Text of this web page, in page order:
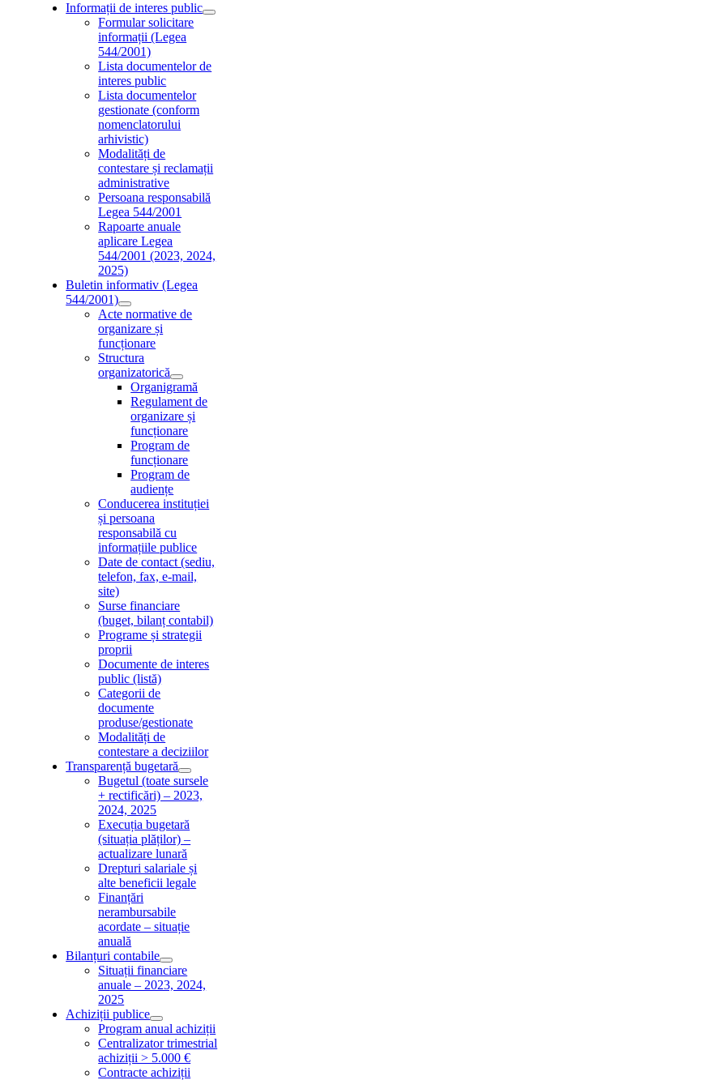
Informații de interes public
Formular solicitare
informații (Legea
544/2001)
Lista documentelor de
interes public
Lista documentelor
gestionate (conform
nomenclatorului
arhivistic)
Modalități de
contestare și reclamații
administrative
Persoana responsabilă
Legea 544/2001
Rapoarte anuale
aplicare Legea
544/2001 (2023, 2024,
2025)
Buletin informativ (Legea
544/2001)
Acte normative de
organizare și
funcționare
Structura
organizatorică
Organigramă
Regulament de
organizare și
funcționare
Program de
funcționare
Program de
audiențe
Conducerea instituției
și persoana
responsabilă cu
informațiile publice
Date de contact (sediu,
telefon, fax, e-mail,
site)
Surse financiare
(buget, bilanț contabil)
Programe și strategii
proprii
Documente de interes
public (listă)
Categorii de
documente
produse/gestionate
Modalități de
contestare a deciziilor
Transparență bugetară
Bugetul (toate sursele
+ rectificări) – 2023,
2024, 2025
Execuția bugetară
(situația plăților) –
actualizare lunară
Drepturi salariale și
alte beneficii legale
Finanțări
nerambursabile
acordate – situație
anuală
Bilanțuri contabile
Situații financiare
anuale – 2023, 2024,
2025
Achiziții publice
Program anual achiziții
Centralizator trimestrial
achiziții > 5.000 €
Contracte achiziții